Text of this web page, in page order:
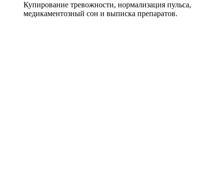
Купирование тревожности, нормализация пульса,
медикаментозный сон и выписка препаратов.